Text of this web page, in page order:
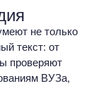
не только
текст: от
проверяют
ВУЗа,